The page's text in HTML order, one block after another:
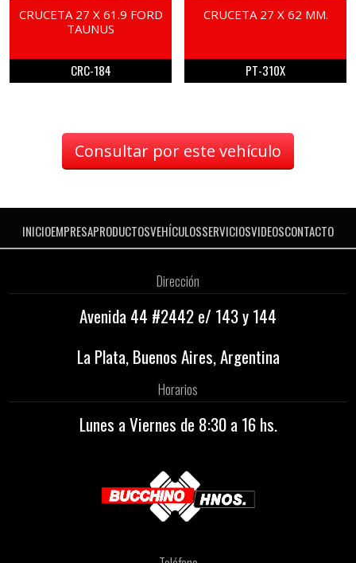
CRUCETA 27 X 61.9 FORD
TAUNUS
CRC-184
CRUCETA 27 X 62 MM.
PT-310X
Consultar por este vehículo
INICIOEMPRESAPRODUCTOSVEHÍCULOSSERVICIOSVIDEOSCONTACTO
Dirección
Avenida 44 #2442 e/ 143 y 144
La Plata, Buenos Aires, Argentina
Horarios
Lunes a Viernes de 8:30 a 16 hs.